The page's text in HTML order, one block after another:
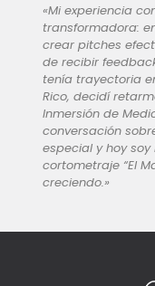
«Mi experiencia
transformadora:
crear pitches
de recibir
tenía trayectoria
Rico, decidí
Inmersión de
conversación
especial y hoy
cortometraje “El
creciendo.»